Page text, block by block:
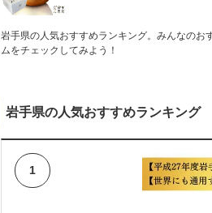
岩手県の人気おすすめランキング。みんなの
ムをチェックしてみよう！
岩手県の人気おすすめランキング
1